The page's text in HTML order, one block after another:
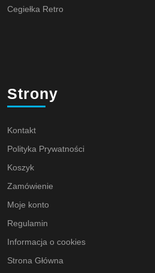
Cegiełka Retro
Strony
Kontakt
Polityka Prywatności
Koszyk
Zamówienie
Moje konto
Regulamin
Informacja o cookies
Strona Główna